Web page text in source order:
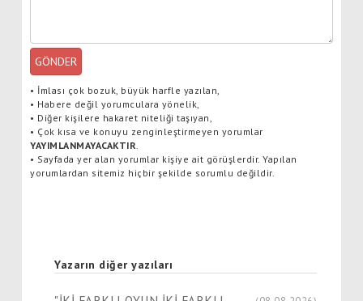
GÖNDER
• İmlası çok bozuk, büyük harfle yazılan,
• Habere değil yorumculara yönelik,
• Diğer kişilere hakaret niteliği taşıyan,
• Çok kısa ve konuyu zenginleştirmeyen yorumlar
YAYIMLANMAYACAKTIR
• Sayfada yer alan yorumlar kişiye ait görüşlerdir. Yapılan
yorumlardan sitemiz hiçbir şekilde sorumlu değildir.
Yazarın diğer yazıları